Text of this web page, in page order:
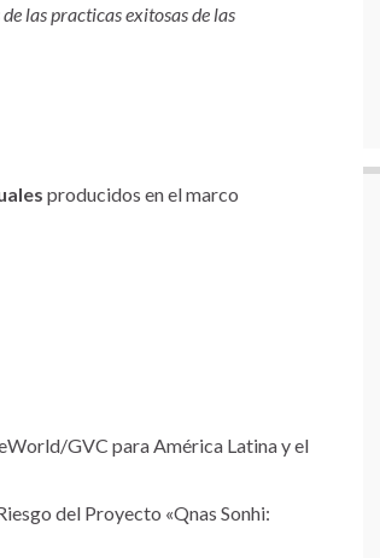
las practicas exitosas de las
producidos en el marco
GVC para América Latina y el
del Proyecto «Qnas Sonhi: